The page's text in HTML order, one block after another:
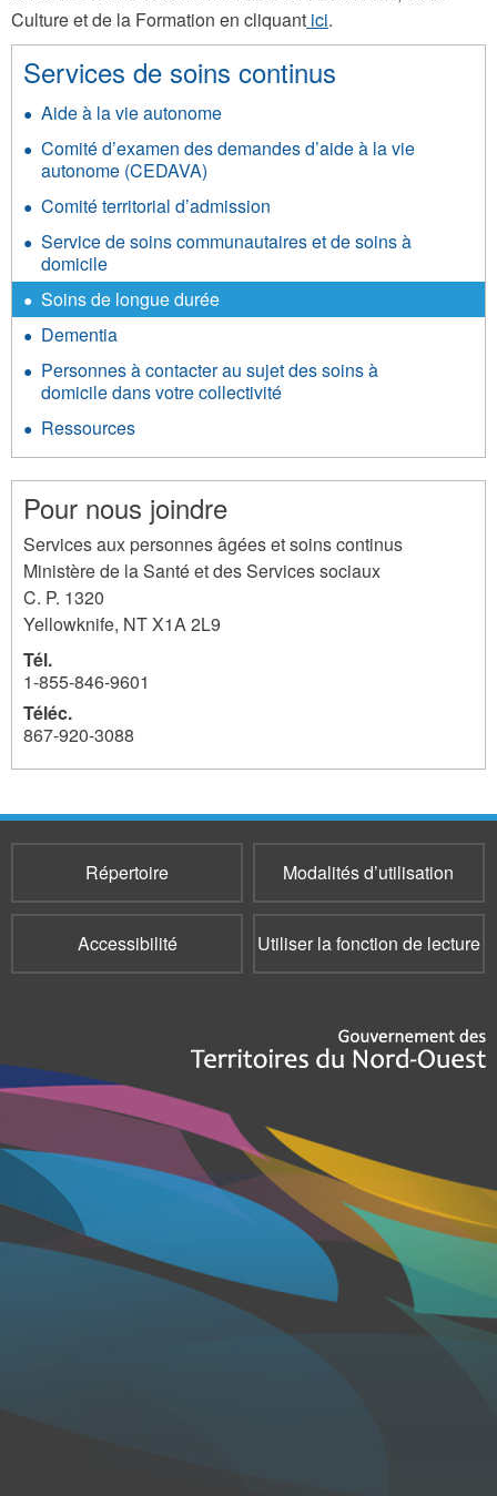
Culture et de la Formation en cliquant ici.
Services de soins continus
Aide à la vie autonome
Comité d’examen des demandes d’aide à la vie
autonome (CEDAVA)
Comité territorial d’admission
Service de soins communautaires et de soins à
domicile
Soins de longue durée
Dementia
Personnes à contacter au sujet des soins à
domicile dans votre collectivité
Ressources
Pour nous joindre
Services aux personnes âgées et soins continus
Ministère de la Santé et des Services sociaux
C. P. 1320
Yellowknife, NTX1A 2L9
Tél.
1-855-846-9601
Téléc.
867-920-3088
Répertoire Modalités d’utilisation
Accessibilité Utiliser la fonction de lecture